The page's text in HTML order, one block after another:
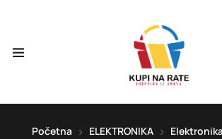
Početna ELEKTRONIKA